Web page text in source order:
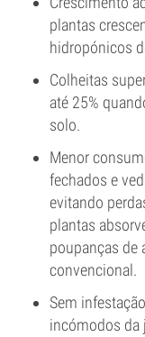
plantas
hidropónicos
Colheitas
até 25%
solo.
Menor
fechados e
evitando
plantas
poupanças de
convencional.
Sem
incómodos da